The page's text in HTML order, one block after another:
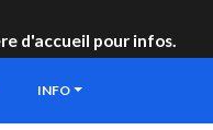
d'accueil pour infos.
INFO